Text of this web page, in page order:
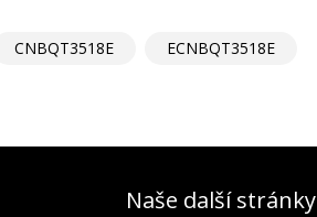
CNBQT3518E ECNBQT3518E
Naše další stránky